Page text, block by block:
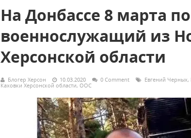
На Донбассе 8 марта
военнослужащий из
Херсонской области
Блогер Херсон 10.03.2020 0 Comment Евгений Черных,
Каховки Херсонской области, ООС